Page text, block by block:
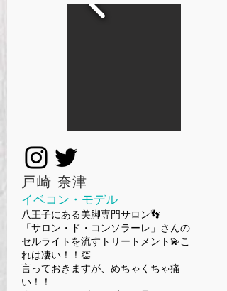
​戸崎 奈津
イベコン・モデル
八王子にある美脚専門サロン👣
「サロン・ド・コンソラーレ」さんの
セルライトを流すトリートメント💫こ
れは凄い！！👏
言っておきますが、めちゃくちゃ痛
い！！